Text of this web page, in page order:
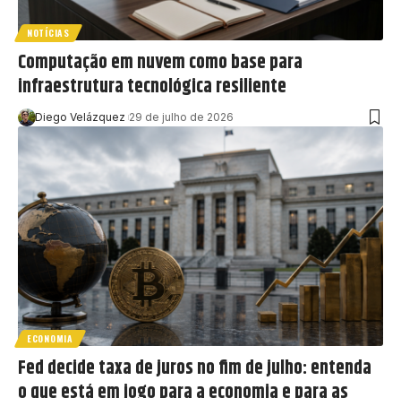
NOTÍCIAS
Computação em nuvem como base para
infraestrutura tecnológica resiliente
Diego Velázquez 29 de julho de 2026
ECONOMIA
Fed decide taxa de juros no fim de julho: entenda